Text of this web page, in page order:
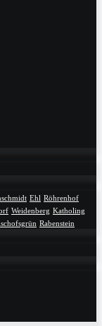
Ehl Röhrenhof
Weidenberg Katholing
Rabenstein